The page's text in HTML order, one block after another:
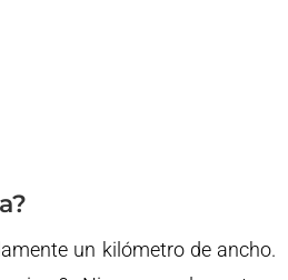
un kilómetro de ancho.